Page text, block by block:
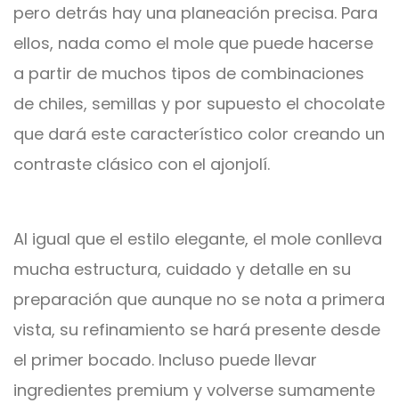
pero detrás hay una planeación precisa. Para
ellos, nada como el mole que puede hacerse
a partir de muchos tipos de combinaciones
de chiles, semillas y por supuesto el chocolate
que dará este característico color creando un
contraste clásico con el ajonjolí.
Al igual que el estilo elegante, el mole conlleva
mucha estructura, cuidado y detalle en su
preparación que aunque no se nota a primera
vista, su refinamiento se hará presente desde
el primer bocado. Incluso puede llevar
ingredientes premium y volverse sumamente